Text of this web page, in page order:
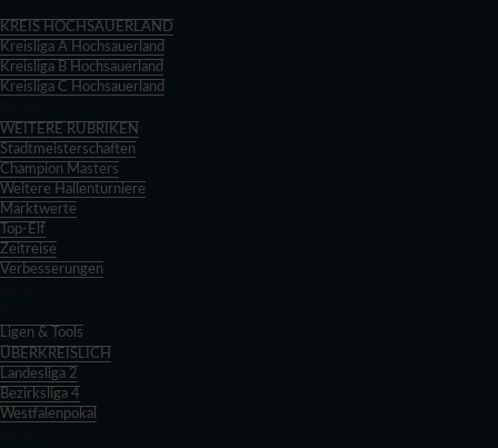
KREIS HOCHSAUERLAND
Kreisliga A Hochsauerland
Kreisliga B Hochsauerland
Kreisliga C Hochsauerland
WEITERE RUBRIKEN
Stadtmeisterschaften
Champion Masters
Weitere Hallenturniere
Marktwerte
Top-Elf
Zeitreise
Verbesserungen
Ligen & Tools
ÜBERKREISLICH
Landesliga 2
Bezirksliga 4
Westfalenpokal